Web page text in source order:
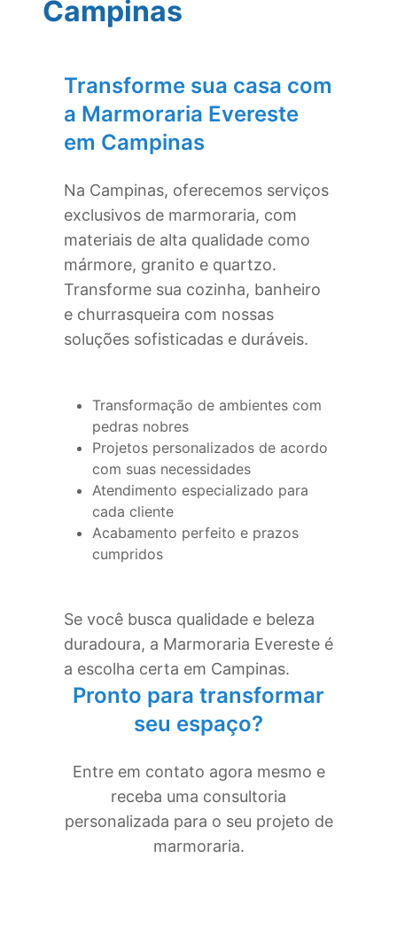
Campinas
Transforme sua casa com
a Marmoraria Evereste
em Campinas
Na Campinas, oferecemos serviços
exclusivos de marmoraria, com
materiais de alta qualidade como
mármore, granito e quartzo.
Transforme sua cozinha, banheiro
e churrasqueira com nossas
soluções sofisticadas e duráveis.
Transformação de ambientes com
pedras nobres
Projetos personalizados de acordo
com suas necessidades
Atendimento especializado para
cada cliente
Acabamento perfeito e prazos
cumpridos
Se você busca qualidade e beleza
duradoura, a Marmoraria Evereste é
a escolha certa em Campinas.
Pronto para transformar
seu espaço?
Entre em contato agora mesmo e
receba uma consultoria
personalizada para o seu projeto de
marmoraria.